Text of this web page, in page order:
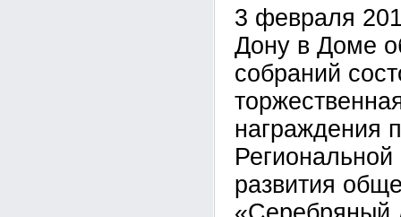
3 февраля
Дону в Доме
собраний
награждения
развития